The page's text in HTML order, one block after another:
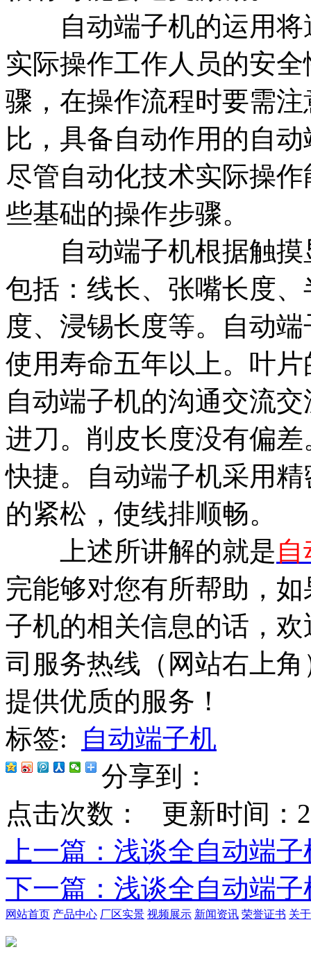
自动端子机的运用将
实际操作工作人员的安
骤，在操作流程时要需
比，具备自动作用的自
尽管自动化技术实际操
些基础的操作步骤。
自动端子机根据触摸
包括：线长、张嘴长度
度、浸锡长度等。自动
使用寿命五年以上。叶
自动端子机的沟通交流
进刀。削皮长度没有偏
快捷。自动端子机采用
的紧松，使线排顺畅。
上述所讲解的就是
完能够对您有所帮助，
子机的相关信息的话，
司服务热线（网站右上
提供优质的服务！
标签:
自动端子机
分享到：
点击次数：
更新时间：
上一篇 ：浅谈全自动端
下一篇 ：浅谈全自动端
网站首页 产品中心 厂区实景 视频展示 新闻资讯 荣誉证书 关